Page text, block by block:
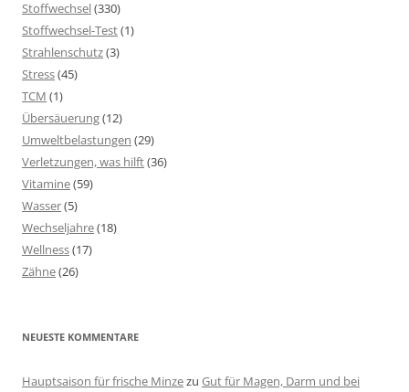
Stoffwechsel(330)
Stoffwechsel-Test(1)
Strahlenschutz(3)
Stress(45)
TCM (1)
Übersäuerung(12)
Umweltbelastungen (29)
Verletzungen, was hilft(36)
Vitamine(59)
Wasser(5)
Wechseljahre(18)
Wellness(17)
Zähne(26)
NEUESTE KOMMENTARE
Hauptsaison für frische Minzezu Gut für Magen, Darm und bei